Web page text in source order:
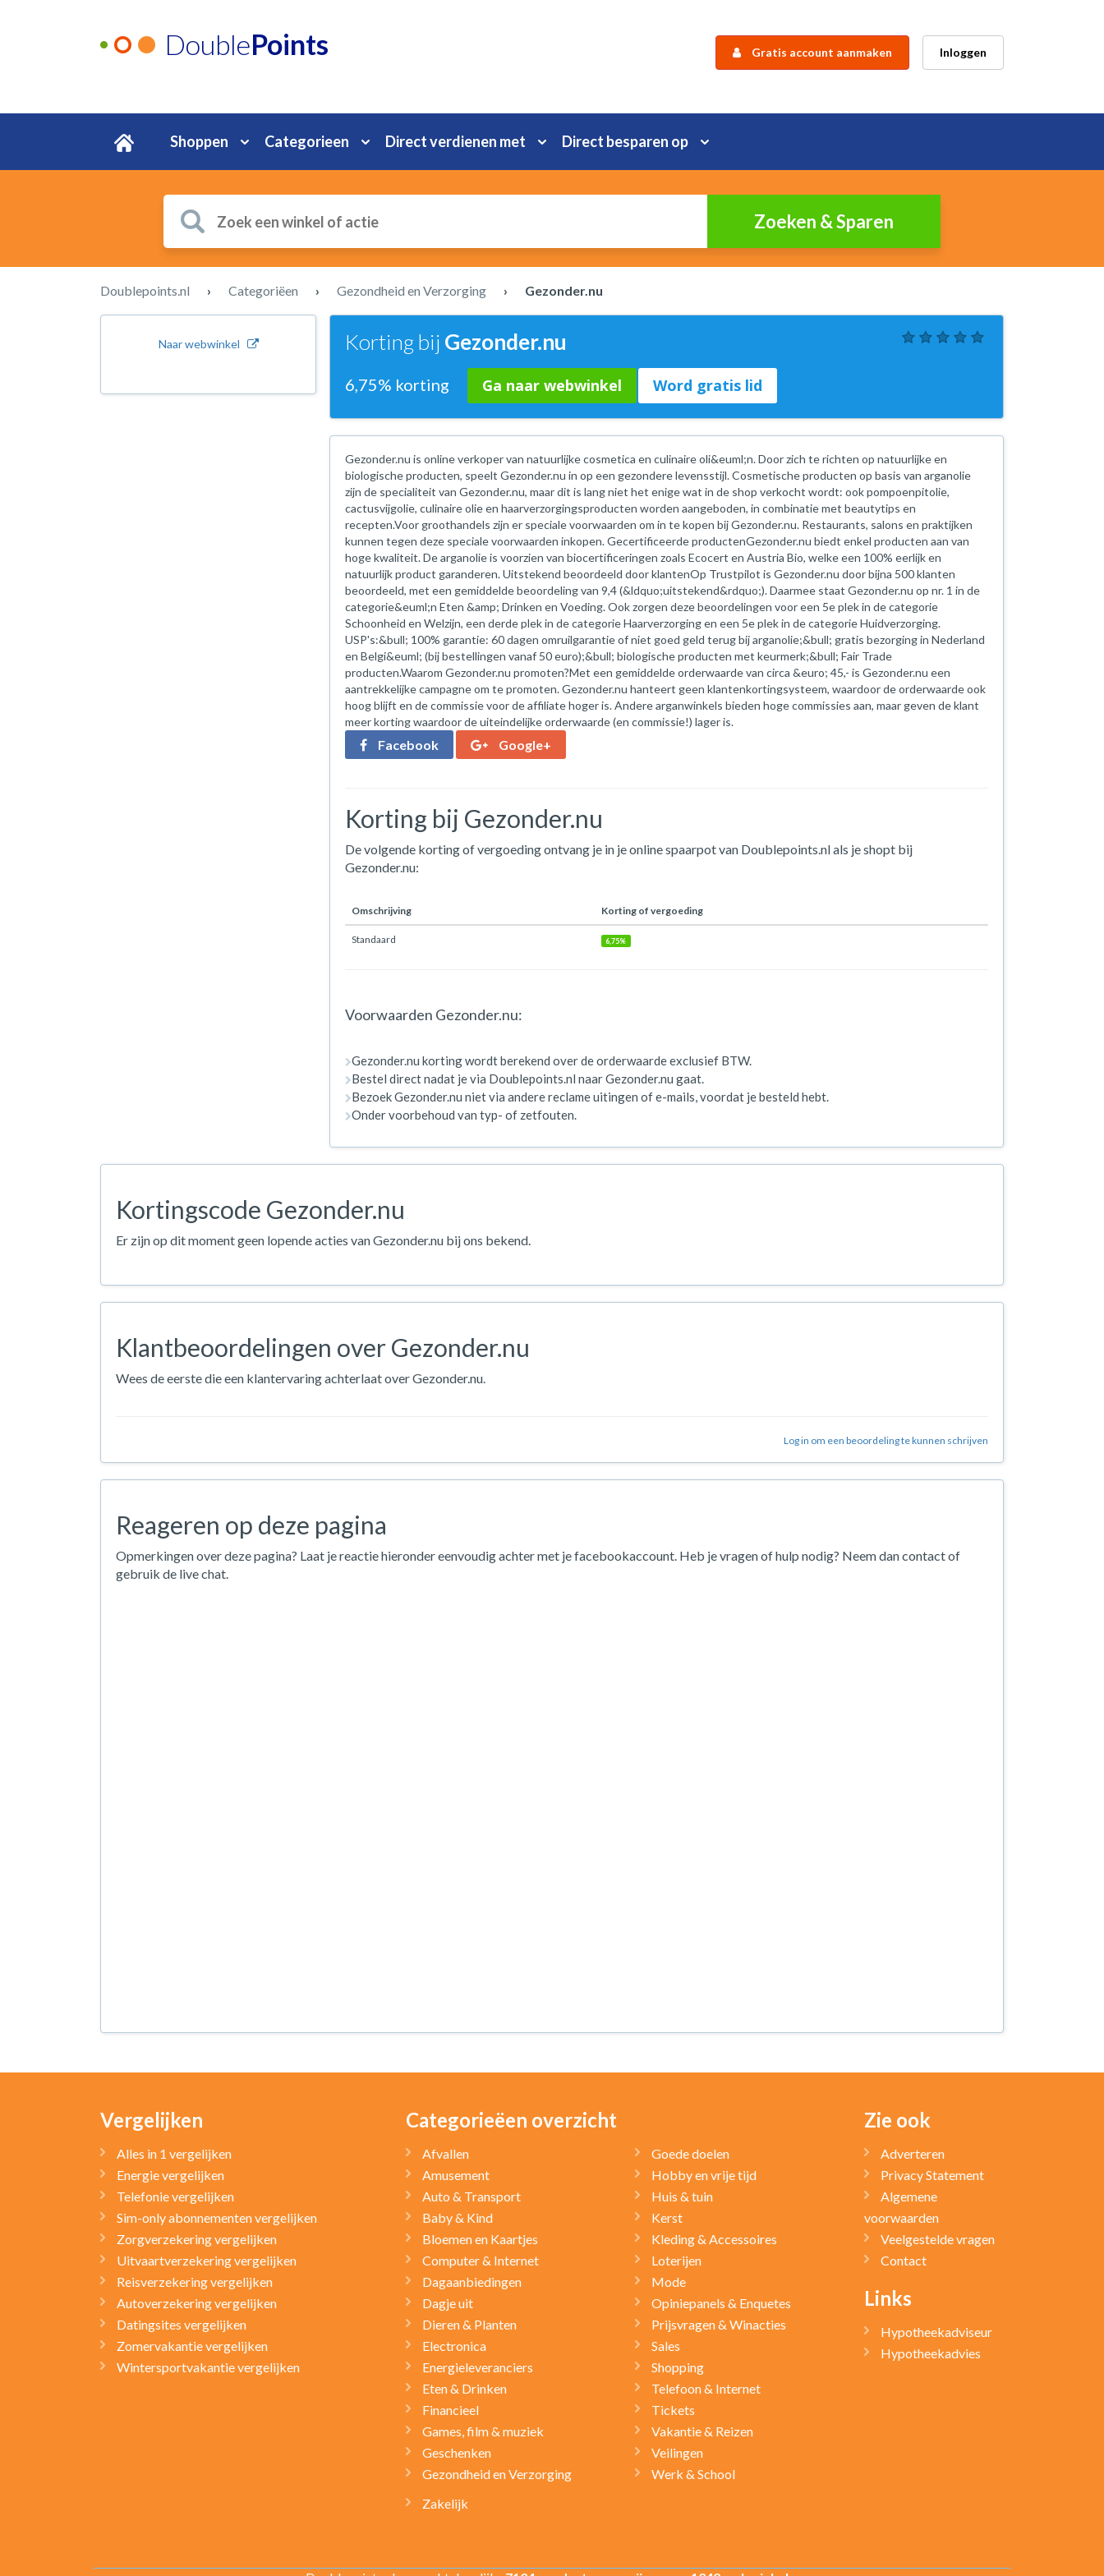
DoublePoints Gratis account aanmaken Inloggen
Shoppen Categorieen Direct verdienen met Direct besparen op
Doublepoints.nl › Categoriëen › Gezondheid en Verzorging › Gezonder.nu
Naar webwinkel Korting bij Gezonder.nu
6,75% korting Ga naar webwinkel Word gratis lid
Gezonder.nu is online verkoper van natuurlijke cosmetica en culinaire oli&euml;n. Door zich te richten op natuurlijke en
biologische producten, speelt Gezonder.nu in op een gezondere levensstijl. Cosmetische producten op basis van arganolie
zijn de specialiteit van Gezonder.nu, maar dit is lang niet het enige wat in de shop verkocht wordt: ook pompoenpitolie,
cactusvijgolie, culinaire olie en haarverzorgingsproducten worden aangeboden, in combinatie met beautytips en
recepten.Voor groothandels zijn er speciale voorwaarden om in te kopen bij Gezonder.nu. Restaurants, salons en praktijken
kunnen tegen deze speciale voorwaarden inkopen. Gecertificeerde productenGezonder.nu biedt enkel producten aan van
hoge kwaliteit. De arganolie is voorzien van biocertificeringen zoals Ecocert en Austria Bio, welke een 100% eerlijk en
natuurlijk product garanderen. Uitstekend beoordeeld door klantenOp Trustpilot is Gezonder.nu door bijna 500 klanten
beoordeeld, met een gemiddelde beoordeling van 9,4 (&ldquo;uitstekend&rdquo;). Daarmee staat Gezonder.nu op nr. 1 in de
categorie&euml;n Eten &amp; Drinken en Voeding. Ook zorgen deze beoordelingen voor een 5e plek in de categorie
Schoonheid en Welzijn, een derde plek in de categorie Haarverzorging en een 5e plek in de categorie Huidverzorging.
USP's:&bull; 100% garantie: 60 dagen omruilgarantie of niet goed geld terug bij arganolie;&bull; gratis bezorging in Nederland
en Belgi&euml; (bij bestellingen vanaf 50 euro);&bull; biologische producten met keurmerk;&bull; Fair Trade
producten.Waarom Gezonder.nu promoten?Met een gemiddelde orderwaarde van circa &euro; 45,- is Gezonder.nu een
aantrekkelijke campagne om te promoten. Gezonder.nu hanteert geen klantenkortingsysteem, waardoor de orderwaarde ook
hoog blijft en de commissie voor de affiliate hoger is. Andere arganwinkels bieden hoge commissies aan, maar geven de klant
meer korting waardoor de uiteindelijke orderwaarde (en commissie!) lager is.
Facebook Google+
Korting bij Gezonder.nu
De volgende korting of vergoeding ontvang je in je online spaarpot van Doublepoints.nl als je shopt bij
Gezonder.nu:
Omschrijving Korting of vergoeding
Standaard 6,75%
Voorwaarden Gezonder.nu:
Gezonder.nu korting wordt berekend over de orderwaarde exclusief BTW.
Bestel direct nadat je via Doublepoints.nl naar Gezonder.nu gaat.
Bezoek Gezonder.nu niet via andere reclame uitingen of e-mails, voordat je besteld hebt.
Onder voorbehoud van typ- of zetfouten.
Kortingscode Gezonder.nu
Er zijn op dit moment geen lopende acties van Gezonder.nu bij ons bekend.
Klantbeoordelingen over Gezonder.nu
Wees de eerste die een klantervaring achterlaat over Gezonder.nu.
Log in om een beoordeling te kunnen schrijven
Reageren op deze pagina
Opmerkingen over deze pagina? Laat je reactie hieronder eenvoudig achter met je facebookaccount. Heb je vragen of hulp nodig? Neem dan contact of
gebruik de live chat.
Vergelijken
Alles in 1 vergelijken
Energie vergelijken
Telefonie vergelijken
Sim-only abonnementen vergelijken
Zorgverzekering vergelijken
Uitvaartverzekering vergelijken
Reisverzekering vergelijken
Autoverzekering vergelijken
Datingsites vergelijken
Zomervakantie vergelijken
Wintersportvakantie vergelijken
Categorieëen overzicht
Afvallen
Amusement
Auto & Transport
Baby & Kind
Bloemen en Kaartjes
Computer & Internet
Dagaanbiedingen
Dagje uit
Dieren & Planten
Electronica
Energieleveranciers
Eten & Drinken
Financieel
Games, film & muziek
Geschenken
Gezondheid en Verzorging
Goede doelen
Hobby en vrije tijd
Huis & tuin
Kerst
Kleding & Accessoires
Loterijen
Mode
Opiniepanels & Enquetes
Prijsvragen & Winacties
Sales
Shopping
Telefoon & Internet
Tickets
Vakantie & Reizen
Veilingen
Werk & School
Zakelijk
Zie ook
Adverteren
Privacy Statement
Algemene
voorwaarden
Veelgestelde vragen
Contact
Links
Hypotheekadviseur
Hypotheekadvies